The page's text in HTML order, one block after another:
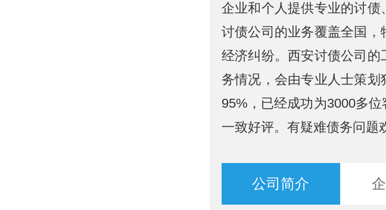
企业和个人提供专业的讨
讨债公司的业务覆盖全国
经济纠纷。西安讨债公司
务情况，会由专业人士策
95%，已经成功为3000多
一致好评。有疑难债务问题
公司简介